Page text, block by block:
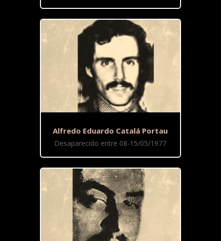
Alfredo Eduardo Catalá Portau
Desaparecido entre 08-15/05/1977